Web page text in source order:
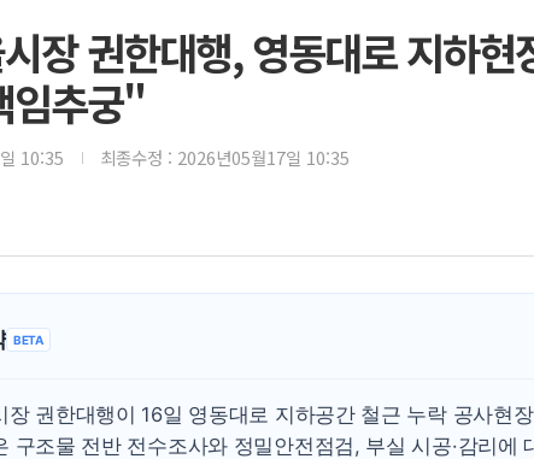
장 권한대행, 영동대로 지하
임추궁"
10:35 최종수정 : 2026년05월17일 10:35
BETA
장 권한대행이 16일 영동대로 지하공간 철근 누락 공사현
구조물 전반 전수조사와 정밀안전점검, 부실 시공·감리에